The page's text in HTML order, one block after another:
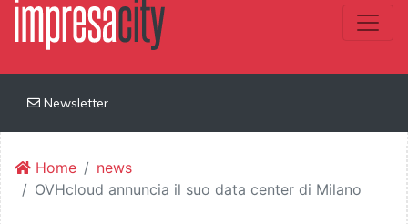
Newsletter
Home
news
OVHcloud annuncia il suo data center di Milano